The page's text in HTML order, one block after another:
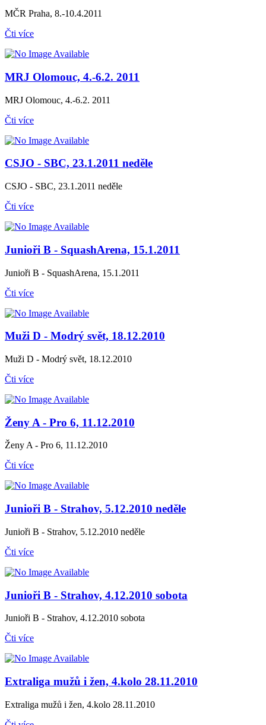
MČR Praha, 8.-10.4.2011
Čti více
MRJ Olomouc, 4.-6.2. 2011
MRJ Olomouc, 4.-6.2. 2011
Čti více
CSJO - SBC, 23.1.2011 neděle
CSJO - SBC, 23.1.2011 neděle
Čti více
Junioři B - SquashArena, 15.1.2011
Junioři B - SquashArena, 15.1.2011
Čti více
Muži D - Modrý svět, 18.12.2010
Muži D - Modrý svět, 18.12.2010
Čti více
Ženy A - Pro 6, 11.12.2010
Ženy A - Pro 6, 11.12.2010
Čti více
Junioři B - Strahov, 5.12.2010 neděle
Junioři B - Strahov, 5.12.2010 neděle
Čti více
Junioři B - Strahov, 4.12.2010 sobota
Junioři B - Strahov, 4.12.2010 sobota
Čti více
Extraliga mužů i žen, 4.kolo 28.11.2010
Extraliga mužů i žen, 4.kolo 28.11.2010